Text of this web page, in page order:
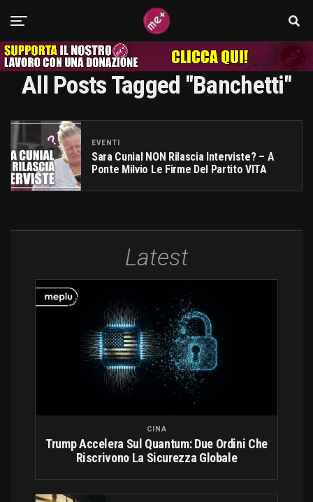
All Posts Tagged "banchetti"
EVENTI
Sara Cunial NON Rilascia Interviste? – A
Ponte Milvio Le Firme Del Partito VITA
Latest
CINA
Trump Accelera Sul Quantum: Due Ordini Che
Riscrivono La Sicurezza Globale